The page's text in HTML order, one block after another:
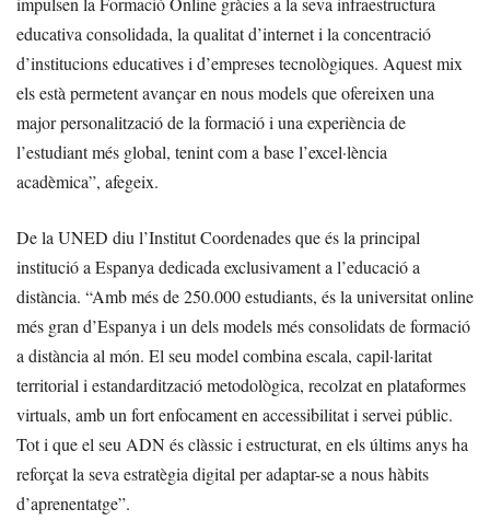
educativa consolidada, la qualitat d’internet i la concentració
d’institucions educatives i d’empreses tecnològiques. Aquest mix
els està permetent avançar en nous models que ofereixen una
major personalització de la formació i una experiència de
l’estudiant més global, tenint com a base l’excel·lència
acadèmica”, afegeix.
De la UNED diu l’Institut Coordenades que és la principal
institució a Espanya dedicada exclusivament a l’educació a
distància. “Amb més de 250.000 estudiants, és la universitat online
més gran d’Espanya i un dels models més consolidats de formació
a distància al món. El seu model combina escala, capil·laritat
territorial i estandardització metodològica, recolzat en plataformes
virtuals, amb un fort enfocament en accessibilitat i servei públic.
Tot i que el seu ADN és clàssic i estructurat, en els últims anys ha
reforçat la seva estratègia digital per adaptar-se a nous hàbits
d’aprenentatge”.